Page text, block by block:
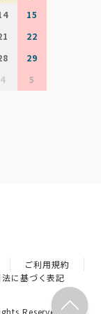
15
22
29
4 5
ご利用規約
に基づく表記